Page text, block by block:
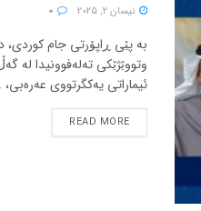
نیسان 2, 2025
بە پێی ڕاپۆرتی جام کوردی،
وتووێژێکی تەلەفوونیدا لە
ئیماراتی یەکگرتووی
READ MORE